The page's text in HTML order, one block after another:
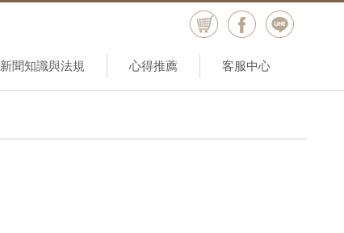
新聞知識與法規 心得推薦 客服中心